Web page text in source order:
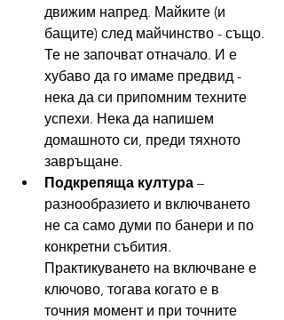
движим напред. Майките (и
бащите) след майчинство - също.
Те не започват отначало. И е
хубаво да го имаме предвид -
нека да си припомним техните
успехи. Нека да напишем
домашното си, преди тяхното
завръщане.
Подкрепяща култура –
разнообразието и включването
не са само думи по банери и по
конкретни събития.
Практикуването на включване е
ключово, тогава когато е в
точния момент и при точните